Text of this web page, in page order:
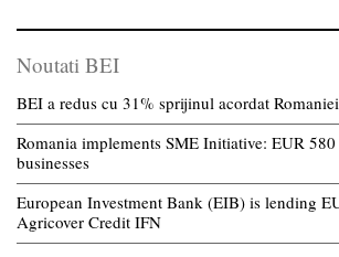
Noutati BEI
BEI a redus cu 31% sprijinul acordat
Romania implements SME Initiative: EUR
businesses
European Investment Bank (EIB) is lending
Agricover Credit IFN